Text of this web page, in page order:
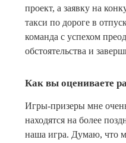
проект, а заявку на
такси по дороге в
команда с успехом
обстоятельства и
Как вы оцениваете
Игры-призеры мне
находятся на более
наша игра. Думаю, что